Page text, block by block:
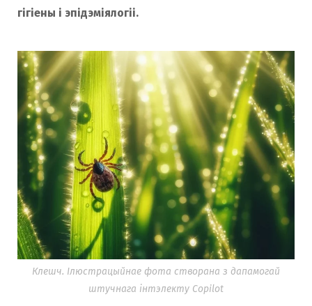
гігіены і эпідэміялогіі.
Клешч. Ілюстрацыйнае фота створана з дапамогай
штучнага інтэлекту Copilot